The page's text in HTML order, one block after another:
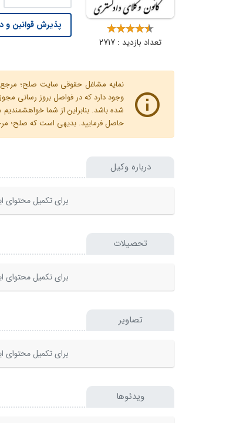
تعداد بازدید : 2717
پذیرش قوانین و
نمایه مشاغل حقوقی سایت صلح؛ مرجع
وجود دارد که در فواصل بروز رسانی
شده باشد. بنابراین از شما
حاصل فرمایید. بدیهی است که صلح؛
درباره وکیل
برای تکمیل محتوای
تحصیلات
برای تکمیل محتوای
تصاویر
برای تکمیل محتوای
ویدئوها